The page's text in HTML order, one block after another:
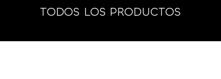
TODOS LOS PRODUCTOS